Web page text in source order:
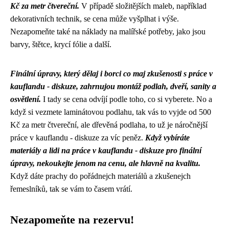
Kč za metr čtvereční. V případě složitějších maleb, například
dekorativních technik, se cena může vyšplhat i výše.
Nezapomeňte také na náklady na malířské potřeby, jako jsou
barvy, štětce, krycí fólie a další.
Finální úpravy, který dělaj i borci co maj zkušenosti s práce v
kauflandu - diskuze, zahrnujou montáž podlah, dveří, sanity a
osvětlení. I tady se cena odvíjí podle toho, co si vyberete. No a
když si vezmete laminátovou podlahu, tak vás to vyjde od 500
Kč za metr čtvereční, ale dřevěná podlaha, to už je náročnější
práce v kauflandu - diskuze za víc peněz. Když vybíráte
materiály a lidi na práce v kauflandu - diskuze pro finální
úpravy, nekoukejte jenom na cenu, ale hlavně na kvalitu.
Když dáte prachy do pořádnejch materiálů a zkušenejch
řemeslníků, tak se vám to časem vrátí.
Nezapomeňte na rezervu!